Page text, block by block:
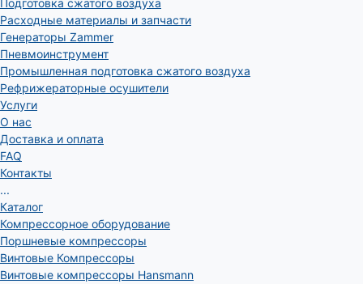
Подготовка сжатого воздуха
Расходные материалы и запчасти
Генераторы Zammer
Пневмоинструмент
Промышленная подготовка сжатого воздуха
Рефрижераторные осушители
Услуги
О нас
Доставка и оплата
FAQ
Контакты
...
Каталог
Компрессорное оборудование
Поршневые компрессоры
Винтовые Компрессоры
Винтовые компрессоры Hansmann